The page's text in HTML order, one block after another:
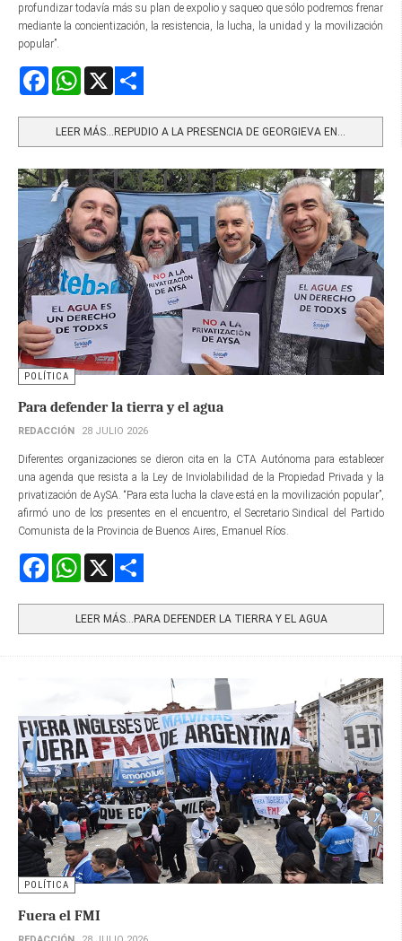
profundizar todavía más su plan de expolio y saqueo que sólo podremos frenar
mediante la concientización, la resistencia, la lucha, la unidad y la movilización
popular”.
FacebookWhatsApp
LEER MÁS…REPUDIO A LA PRESENCIA DE GEORGIEVA EN...
POLÍTICA
Para defender la tierra y el agua
REDACCIÓN 28 JULIO 2026
Diferentes organizaciones se dieron cita en la CTA Autónoma para establecer
una agenda que resista a la Ley de Inviolabilidad de la Propiedad Privada y la
privatización de AySA. “Para esta lucha la clave está en la movilización popular”,
afirmó uno de los presentes en el encuentro, el Secretario Sindical del Partido
Comunista de la Provincia de Buenos Aires, Emanuel Ríos.
FacebookWhatsApp
LEER MÁS…PARA DEFENDER LA TIERRA Y EL AGUA
POLÍTICA
Fuera el FMI